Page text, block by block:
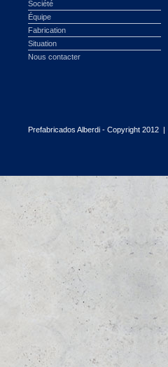
Société
Équipe
Fabrication
Situation
Nous contacter
Prefabricados Alberdi - Copyright 2012 |